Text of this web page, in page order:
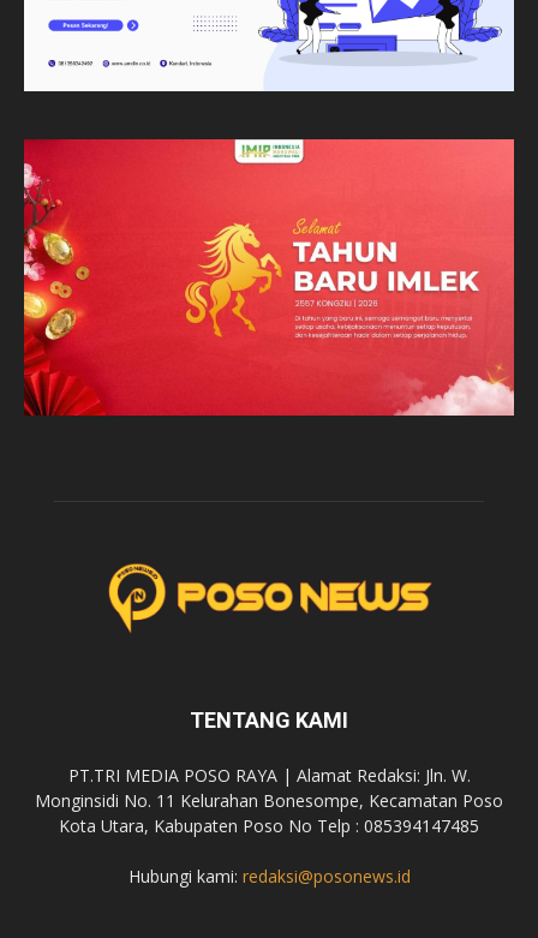
TENTANG KAMI
PT.TRI MEDIA POSO RAYA | Alamat Redaksi: Jln. W.
Monginsidi No. 11 Kelurahan Bonesompe, Kecamatan Poso
Kota Utara, Kabupaten Poso No Telp : 085394147485
Hubungi kami: redaksi@posonews.id